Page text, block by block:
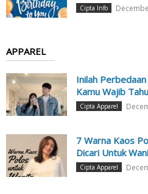
Cipta Info
APPAREL
Inilah
Kamu Wajib Tahu
Cipta Apparel
7 Warna Kaos
Dicari Untuk
Cipta Apparel